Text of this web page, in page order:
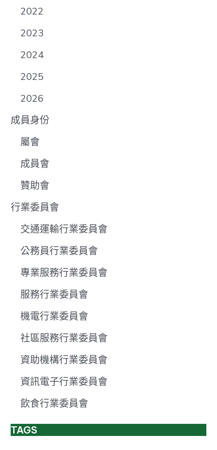
2022
2023
2024
2025
2026
成員身份
屬會
成員會
贊助會
行業委員會
交通運輸行業委員會
公務員行業委員會
專業服務行業委員會
服務行業委員會
機電行業委員會
社區服務行業委員會
資助機構行業委員會
資訊電子行業委員會
飲食行業委員會
TAGS